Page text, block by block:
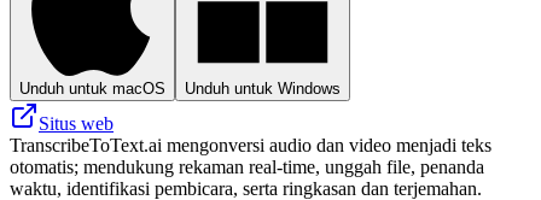
Unduh untuk macOS Unduh untuk Windows
Situs web
TranscribeToText.ai mengonversi audio dan video menjadi teks
otomatis; mendukung rekaman real-time, unggah file, penanda
waktu, identifikasi pembicara, serta ringkasan dan terjemahan.